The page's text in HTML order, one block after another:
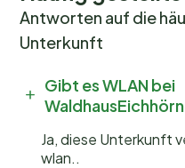
Antworten auf die
Unterkunft
Gibt es WLAN bei
Ja, diese Unterkunft
wlan..